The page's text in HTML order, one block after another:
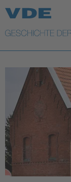
Top Themen
Weitere